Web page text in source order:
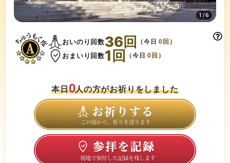
1/6
おいのり回数36回 （今日0 回 ）
おまいり回数1 回 （今日0 回 ）
本日0人の方がお祈りをしました